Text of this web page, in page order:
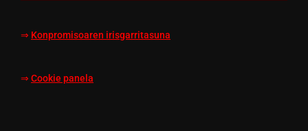
⇒ Konpromisoaren irisgarritasuna
⇒ Cookie panela